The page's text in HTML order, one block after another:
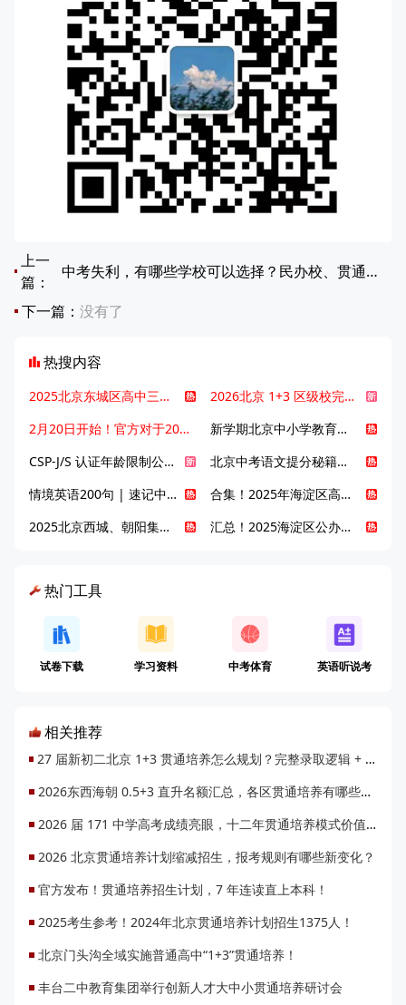
上一
篇：
中考失利，有哪些学校可以选择？民办校、贯通项目、中职学校怎么选？
下一篇： 没有了
热搜内容
2025北京东城区高中三大梯队高中有哪些？录取分数线是多少？
2026北京 1+3 区级校完整名单发布，13549 个名额该如何规划报考？
2月20日开始！官方对于2025年北京市中招体检问题解答！
新学期北京中小学教育八大变化全解析：学位、政策、教学等方面迎新变革
CSP-J/S 认证年龄限制公告发布，新规即日起实施！
北京中考语文提分秘籍！攻克 5000 易混易错字
情境英语200句 | 速记中考英语1600词
合集！2025年海淀区高中校情介绍
2025北京西城、朝阳集团校直升新动态
汇总！2025海淀区公办高中校情全解
热门工具
试卷下载 学习资料 中考体育 英语听说考
相关推荐
27 届新初二北京 1+3 贯通培养怎么规划？完整录取逻辑 + 全年备考方案
2026东西海朝 0.5+3 直升名额汇总，各区贯通培养有哪些变化？
2026 届 171 中学高考成绩亮眼，十二年贯通培养模式价值如何？
2026 北京贯通培养计划缩减招生，报考规则有哪些新变化？
官方发布！贯通培养招生计划，7 年连读直上本科！
2025考生参考！2024年北京贯通培养计划招生1375人！
北京门头沟全域实施普通高中“1+3”贯通培养！
丰台二中教育集团举行创新人才大中小贯通培养研讨会